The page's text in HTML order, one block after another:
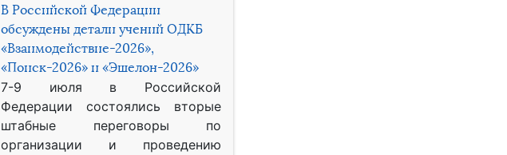
В Российской Федерации
обсуждены детали учений ОДКБ
«Взаимодействие-2026»,
«Поиск-2026» и «Эшелон-2026»
7-9 июля в Российской
Федерации состоялись вторые
штабные переговоры по
организации и проведению